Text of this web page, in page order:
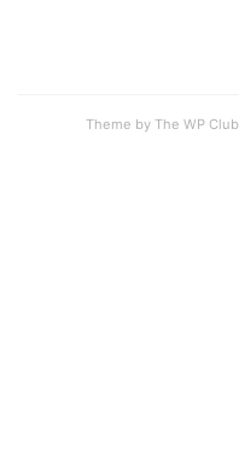
Theme by The WP Club